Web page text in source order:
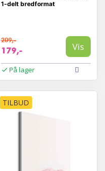
1-delt bredformat
209,-
179,- Vis
På lager
TILBUD